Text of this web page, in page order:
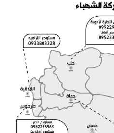
الادوية البشرية
السورية